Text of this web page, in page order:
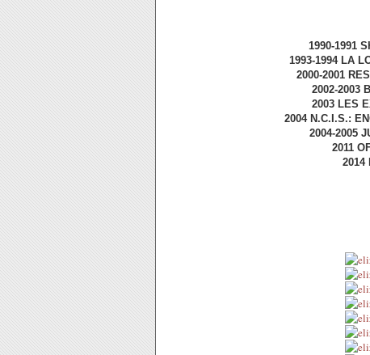
1990-1991
1993-1994 LA
2000-2001
2002-2003
2003 LES
2004 N.C.I.S.:
2004-2005
2011
2014